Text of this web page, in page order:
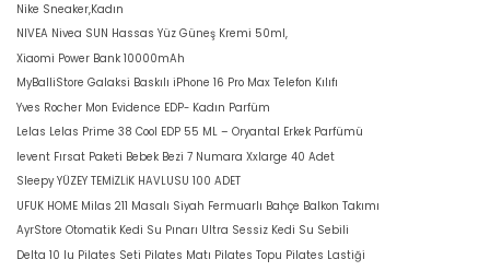
Nike Sneaker,Kadın
NIVEA Nivea SUN Hassas Yüz Güneş Kremi 50ml,
Xiaomi Power Bank 10000mAh
MyBalliStore Galaksi Baskılı iPhone 16 Pro Max Telefon Kılıfı
Yves Rocher Mon Evidence EDP- Kadın Parfüm
Lelas Lelas Prime 38 Cool EDP 55 ML – Oryantal Erkek Parfümü
levent Fırsat Paketi Bebek Bezi 7 Numara Xxlarge 40 Adet
Sleepy YÜZEY TEMİZLİK HAVLUSU 100 ADET
UFUK HOME Milas 211 Masalı Siyah Fermuarlı Bahçe Balkon Takımı
AyrStore Otomatik Kedi Su Pınarı Ultra Sessiz Kedi Su Sebili
Delta 10 lu Pilates Seti Pilates Matı Pilates Topu Pilates Lastiği